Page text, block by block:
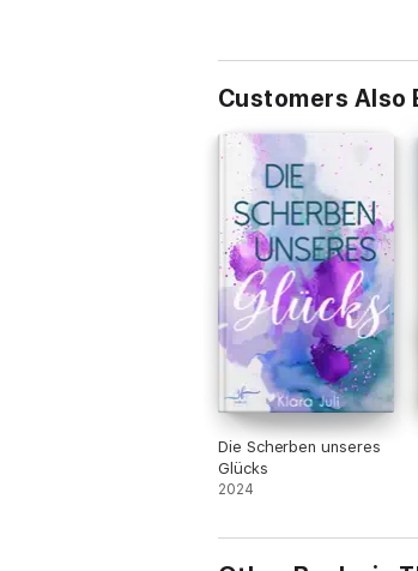
Customers Also
Die Scherben unseres
Glücks
2024